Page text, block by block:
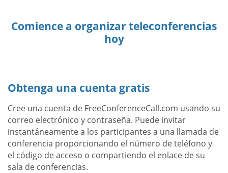
Comience a organizar teleconferencias
hoy
Obtenga una cuenta gratis
Cree una cuenta de FreeConferenceCall.com usando su
correo electrónico y contraseña. Puede invitar
instantáneamente a los participantes a una llamada de
conferencia proporcionando el número de teléfono y
el código de acceso o compartiendo el enlace de su
sala de conferencias.